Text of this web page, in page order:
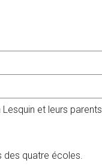
et leurs parents.
quatre écoles.